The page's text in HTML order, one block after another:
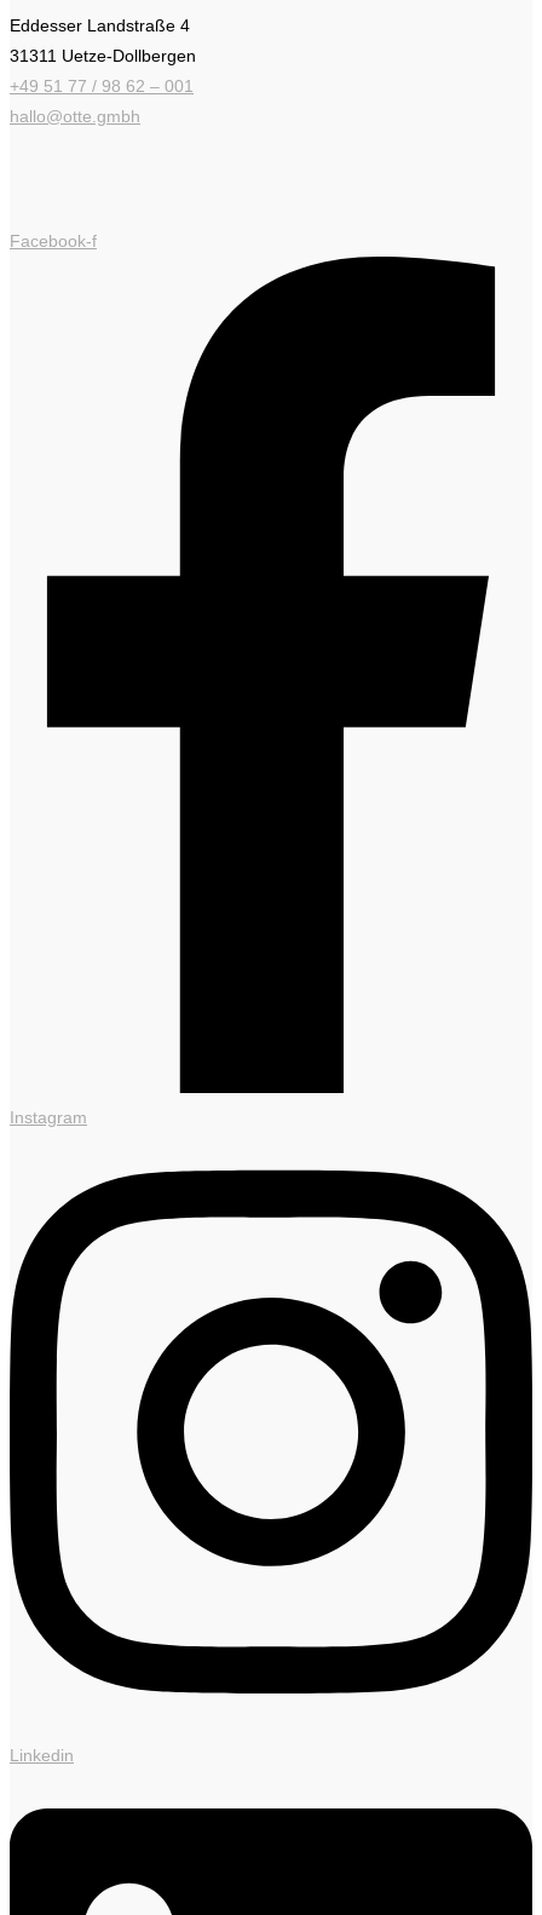
Eddesser Landstraße 4
31311 Uetze-Dollbergen
+49 51 77 / 98 62 – 001
hallo@otte.gmbh
Facebook-f
Instagram
Linkedin